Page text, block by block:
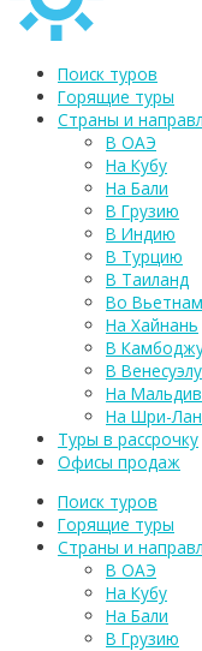
Поиск туров
Горящие туры
Страны и
В ОАЭ
На Кубу
На Бали
В Грузию
В Индию
В Турцию
В Таиланд
Во Вьетнам
На Хайнань
В
В Венесуэлу
На
На Шри-
Туры в рассрочку
Офисы продаж
Поиск туров
Горящие туры
Страны и
В ОАЭ
На Кубу
На Бали
В Грузию